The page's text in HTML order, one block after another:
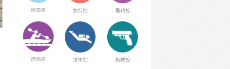
滑雪控 旅行控 垂钓控
漂流控 潜水控 枪械控